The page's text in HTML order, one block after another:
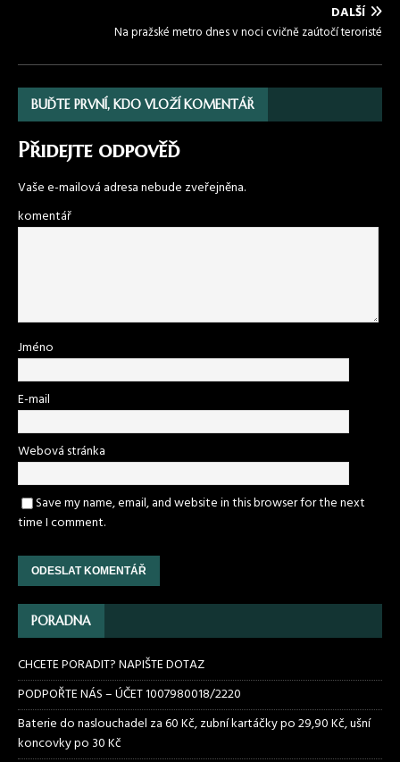
DALŠÍ
Na pražské metro dnes v noci cvičně zaútočí teroristé
BUĎTE PRVNÍ, KDO VLOŽÍ KOMENTÁŘ
Přidejte odpověď
Vaše e-mailová adresa nebude zveřejněna.
komentář
Jméno
E-mail
Webová stránka
Save my name, email, and website in this browser for the next
time I comment.
PORADNA
CHCETE PORADIT? NAPIŠTE DOTAZ
PODPOŘTE NÁS – ÚČET 1007980018/2220
Baterie do naslouchadel za 60 Kč, zubní kartáčky po 29,90 Kč, ušní
koncovky po 30 Kč